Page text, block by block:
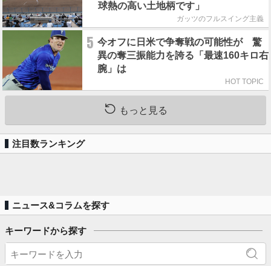
球熱の高い土地柄です」
ガッツのフルスイング主義
5 今オフに日米で争奪戦の可能性が 驚
異の奪三振能力を誇る「最速160キロ右
腕」は
HOT TOPIC
もっと見る
注目数ランキング
ニュース&コラムを探す
キーワードから探す